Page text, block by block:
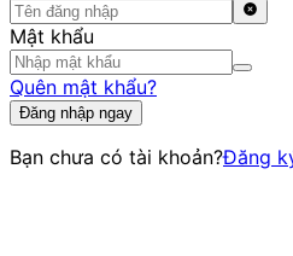
Mật khẩu
Quên mật khẩu?
Đăng nhập ngay
Bạn chưa có tài khoản?Đăng